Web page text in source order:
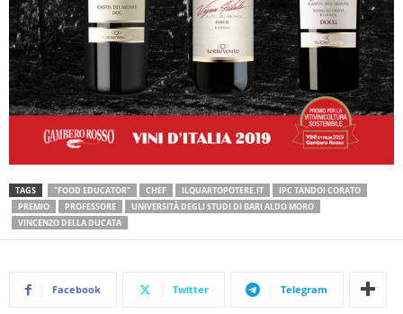
TAGS "FOOD EDUCATOR" CHEF ILQUARTOPOTERE.IT
IPC TANDOI CORATO
PREMIO
PROFESSORE
UNIVERSITÀ DEGLI STUDI DI BARI ALDO MORO
VINCENZO DELLA DUCATA
Facebook Twitter Telegram